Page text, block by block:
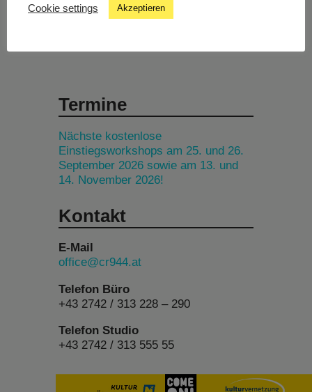
Termine
Nächste kostenlose
Einstiegsworkshops am 25. und 26.
September 2026 sowie am 13. und
14. November 2026!
Kontakt
E-Mail
office@cr944.at
Telefon Büro
+43 2742 / 313 228 – 290
Telefon Studio
+43 2742 / 313 555 55
Cookie settings Akzeptieren